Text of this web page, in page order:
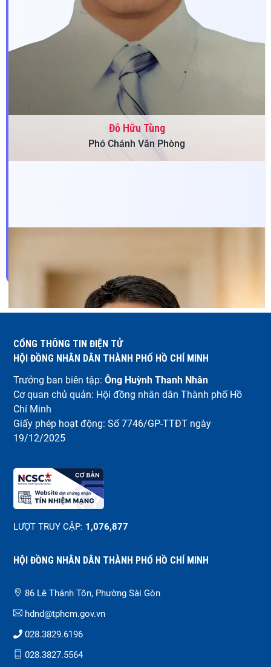
Đỗ Hữu Tùng
Phó Chánh Văn Phòng
Châu Vũ
Trình độ học vấn:
CỔNG THÔNG TIN ĐIỆN TỬ
HỘI ĐỒNG NHÂN DÂN THÀNH PHỐ HỒ CHÍ MINH
Trưởng ban biên tập: Ông Huỳnh Thanh Nhân
Cơ quan chủ quản: Hội đồng nhân dân Thành phố Hồ
Chí Minh
Giấy phép hoạt động: Số 7746/GP-TTĐT ngày
19/12/2025
LƯỢT TRUY CẬP: 1,076,877
HỘI ĐỒNG NHÂN DÂN THÀNH PHỐ HỒ CHÍ MINH
86 Lê Thánh Tôn, Phường Sài Gòn
hdnd@tphcm.gov.vn
028.3829.6196
028.3827.5564